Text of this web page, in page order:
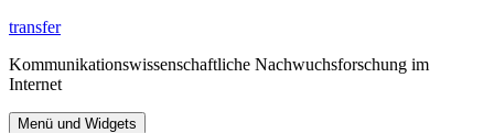
Zum
springen
transfer
Kommunikationswissenschaftliche Nachwuchsforschung im
Internet
Menü und Widgets